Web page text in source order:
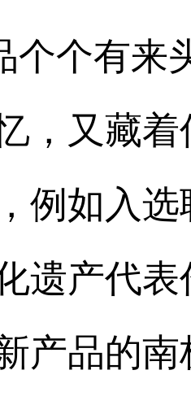
个个有来
，又藏
例如入
遗产代
产品的